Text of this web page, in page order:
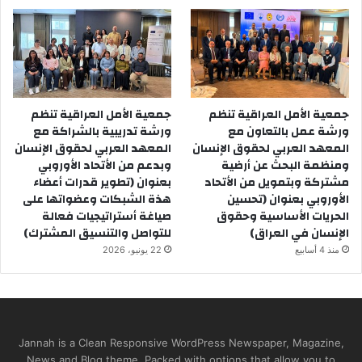
       9 أذار 2013
جمعية الأمل العراقية تنظم
ورشة عمل بالتعاون مع
المعهد العربي لحقوق الإنسان
ومنظمة البحث عن أرضية
مشتركة وبتمويل من الأتحاد
الأوروبي بعنوان (تحسين
الحريات الأساسية وحقوق
الإنسان في العراق)
منذ 4 أسابيع
جمعية الأمل العراقية تنظم
ورشة تدريبية بالشراكة مع
المعهد العربي لحقوق الإنسان
وبدعم من الأتحاد الأوروبي
بعنوان (تطوير قدرات أعضاء
هذة الشبكات وعضواتها على
صياغة أستراتيجيات فعالة
للتواصل والتنسيق المشترك)
22 يونيو، 2026
Jannah is a Clean Responsive WordPress Newspaper, Magazine,